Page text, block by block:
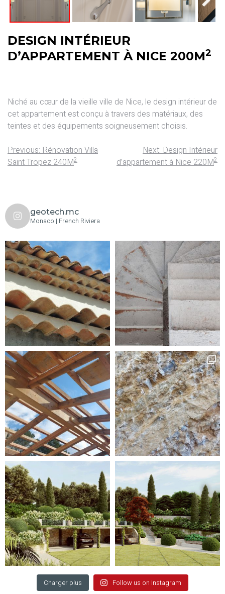
Next
DESIGN INTÉRIEUR
D’APPARTEMENT À NICE 200M2
Niché au cœur de la vieille ville de Nice, le design intérieur de
cet appartement est conçu à travers des matériaux, des
teintes et des équipements soigneusement choisis.
Previous:Rénovation Villa
Saint Tropez 240M2
Next:Design Intérieur
d’appartement à Nice 220M2
geotech.mc
Monaco | French Riviera
Charger plus Follow us on Instagram